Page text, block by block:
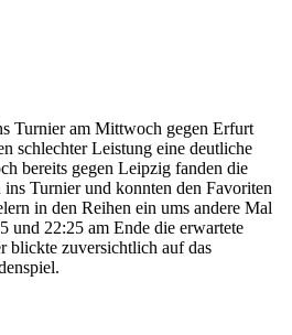
Turnier am Mittwoch gegen Erfurt
schlechter Leistung eine deutliche
bereits gegen Leipzig fanden die
ins Turnier und konnten den Favoriten
in den Reihen ein ums andere Mal
und 22:25 am Ende die erwartete
blickte zuversichtlich auf das